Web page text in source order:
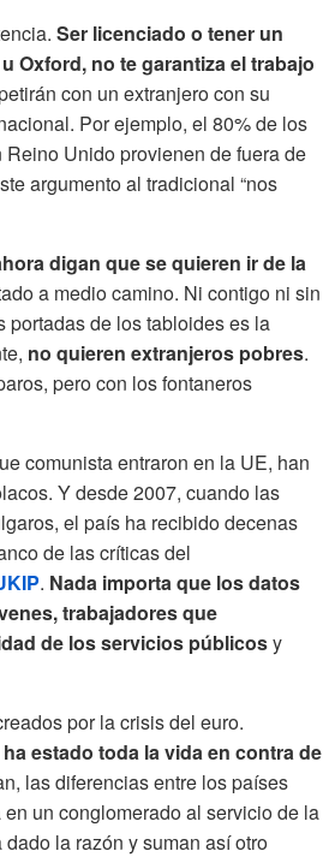
Ser licenciado o tener un
Oxford, no te garantiza el trabajo
con un extranjero con su
Por ejemplo, el 80% de los
Unido provienen de fuera de
argumento al tradicional “nos
digan que se quieren ir de la
a medio camino. Ni contigo ni sin
de los tabloides es la
no quieren extranjeros pobres.
pero con los fontaneros
comunista entraron en la UE, han
Y desde 2007, cuando las
el país ha recibido decenas
de las críticas del
. Nada importa que los datos
trabajadores que
de los servicios públicosy
por la crisis del euro.
ha estado toda la vida en contra de
las diferencias entre los países
un conglomerado al servicio de la
la razón y suman así otro